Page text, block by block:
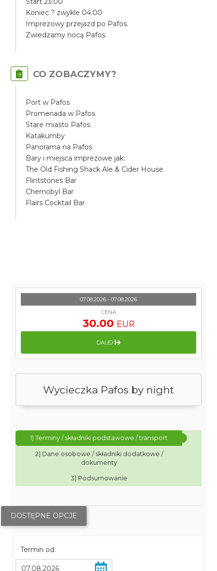
Koniec ? zwykle 04:00
Imprezowy przejazd po Pafos.
Zwiedzamy nocą Pafos.
CO ZOBACZYMY?
Port w Pafos
Promenada w Pafos
Stare miasto Pafos
Katakumby
Panorama na Pafos
Bary i miejsca imprezowe jak:
The Old Fishing Shack Ale & Cider House
Flintstones Bar
Chernobyl Bar
Flairs Cocktail Bar
Wycieczka Pafos by night
1) Terminy / składniki podstawowe / transport
2) Dane osobowe / składniki dodatkowe /
dokumenty
3) Podsumowanie
DOSTĘPNE OPCJE
Termin od:
07.08.2026 - 07.08.2026
CENA
30.00 EUR
DALEJ